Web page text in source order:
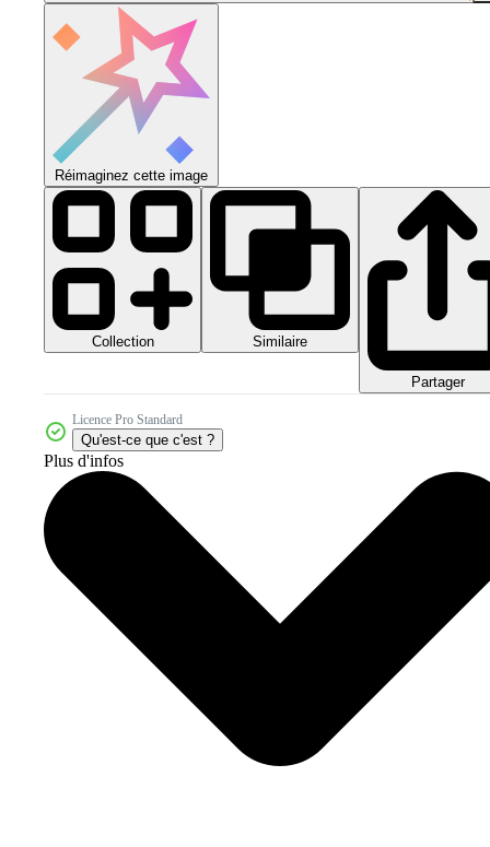
Réimaginez cette image
Collection Similaire
Partager
Licence Pro Standard
Qu'est-ce que c'est ?
Plus d'infos